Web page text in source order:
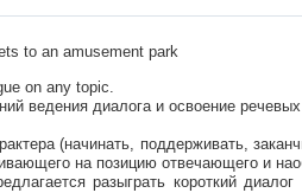
to an amusement park
on any topic.
ведения диалога и освоение
(начинать, поддерживать,
на позицию отвечающего и
разыграть короткий